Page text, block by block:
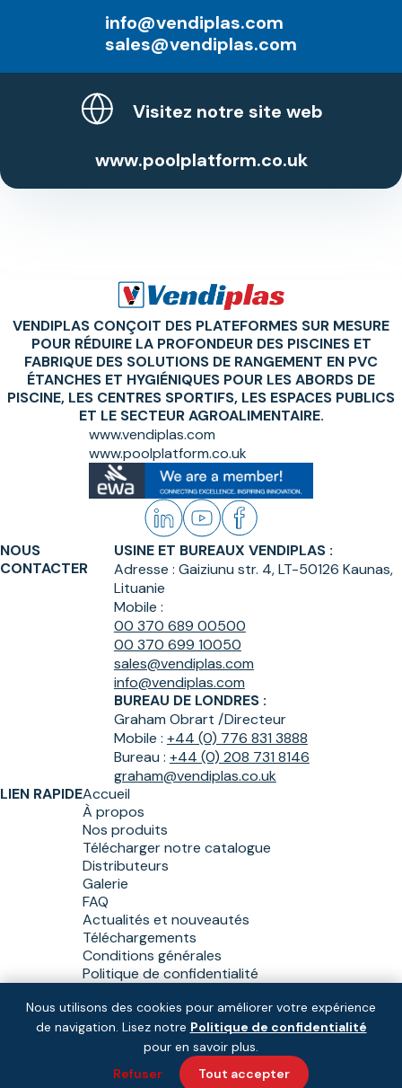
info@vendiplas.com
sales@vendiplas.com
Visitez notre site web
www.poolplatform.co.uk
VENDIPLAS CONÇOIT DES PLATEFORMES SUR MESURE
POUR RÉDUIRE LA PROFONDEUR DES PISCINES ET
FABRIQUE DES SOLUTIONS DE RANGEMENT EN PVC
ÉTANCHES ET HYGIÉNIQUES POUR LES ABORDS DE
PISCINE, LES CENTRES SPORTIFS, LES ESPACES PUBLICS
ET LE SECTEUR AGROALIMENTAIRE.
www.vendiplas.com
www.poolplatform.co.uk
NOUS
CONTACTER
USINE ET BUREAUX VENDIPLAS :
Adresse : Gaiziunu str. 4, LT-50126 Kaunas,
Lituanie
Mobile :
00 370 689 00500
00 370 699 10050
sales@vendiplas.com
info@vendiplas.com
BUREAU DE LONDRES :
Graham Obrart /Directeur
Mobile : +44 (0) 776 831 3888
Bureau : +44 (0) 208 731 8146
graham@vendiplas.co.uk
LIEN RAPIDEAccueil
À propos
Nos produits
Télécharger notre catalogue
Distributeurs
Galerie
FAQ
Actualités et nouveautés
Téléchargements
Conditions générales
Politique de confidentialité
Copyright © Vendiplas 2026 Solution : et
Nous utilisons des cookies pour améliorer votre expérience
de navigation. Lisez notre Politique de confidentialité
pour en savoir plus.
Refuser
Tout accepter